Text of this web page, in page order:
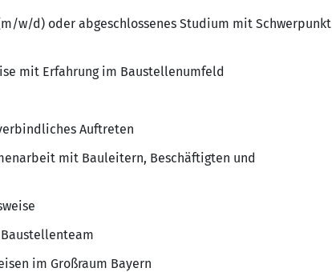
w/d) oder abgeschlossenes Studium mit Schwerpunkt
mit Erfahrung im Baustellenumfeld
Auftreten
mit Bauleitern, Beschäftigten und
im Großraum Bayern